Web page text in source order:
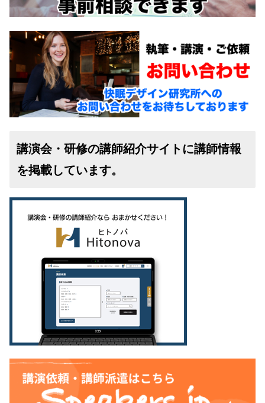
講演会・研修の講師紹介サイトに講師情報
を掲載しています。